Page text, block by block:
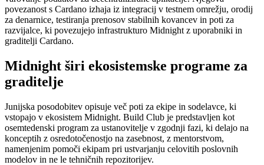
povezanost s Cardano izhaja iz integracij v testnem omrežju, orodij
za denarnice, testiranja prenosov stabilnih kovancev in poti za
razvijalce, ki povezujejo infrastrukturo Midnight z uporabniki in
graditelji Cardano.
Midnight širi ekosistemske programe za
graditelje
Junijska posodobitev opisuje več poti za ekipe in sodelavce, ki
vstopajo v ekosistem Midnight. Build Club je predstavljen kot
osemtedenski program za ustanovitelje v zgodnji fazi, ki delajo na
konceptih z osredotočenostjo na zasebnost, z mentorstvom,
namenjenim pomoči ekipam pri ustvarjanju celovitih poslovnih
modelov in ne le tehničnih repozitorijev.